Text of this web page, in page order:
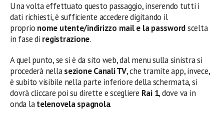
Una volta effettuato questo passaggio, inserendo tutti i
dati richiesti, è sufficiente accedere digitando il
proprio nome utente/indirizzo mail e la passwordscelta
in fase di registrazione.
A quel punto, se si è da sito web, dal menu sulla sinistra si
procederà nellasezione Canali TV, che tramite app, invece,
è subito visibile nella parte inferiore della schermata, si
dovrà cliccare poi su dirette e scegliere Rai 1, dove va in
onda latelenovela spagnola.